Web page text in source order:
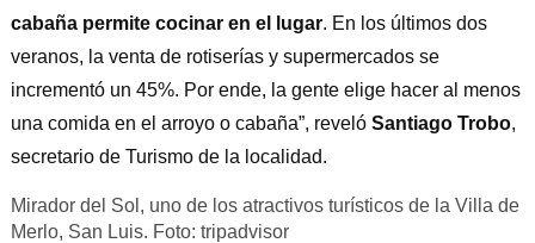
cabaña permite cocinar en el lugar. En los últimos dos
veranos, la venta de rotiserías y supermercados se
incrementó un 45%. Por ende, la gente elige hacer al menos
una comida en el arroyo o cabaña”, reveló Santiago Trobo,
secretario de Turismo de la localidad.
Mirador del Sol, uno de los atractivos turísticos de la Villa de
Merlo, San Luis. Foto: tripadvisor